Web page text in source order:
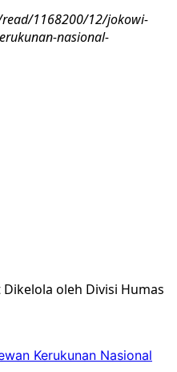
1168200/12/jokowi-
nasional-
Dikelola oleh Divisi Humas
Kerukunan Nasional